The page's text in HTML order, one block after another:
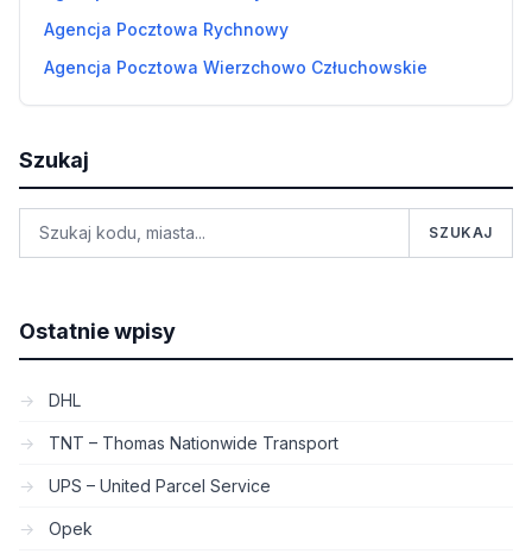
Agencja Pocztowa Rychnowy
Agencja Pocztowa Wierzchowo Człuchowskie
Szukaj
SZUKAJ
Ostatnie wpisy
DHL
TNT – Thomas Nationwide Transport
UPS – United Parcel Service
Opek